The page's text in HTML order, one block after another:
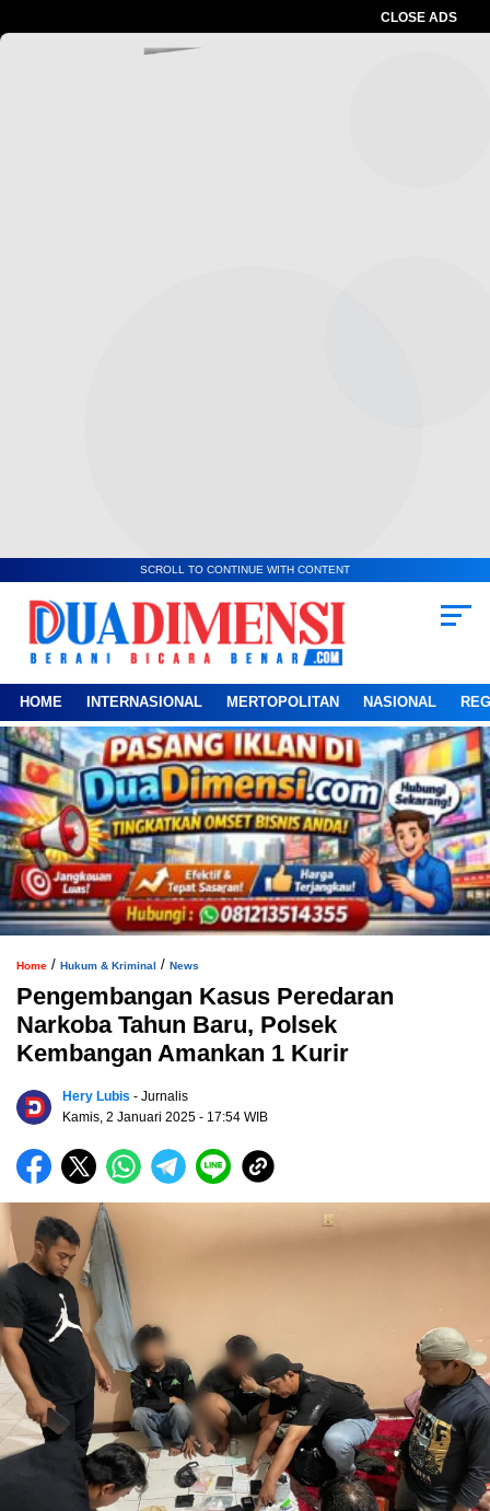
CLOSE ADS
SCROLL TO CONTINUE WITH CONTENT
HOME INTERNASIONAL MERTOPOLITAN NASIONAL
Home / Hukum & Kriminal / News
Pengembangan Kasus Peredaran
Narkoba Tahun Baru, Polsek
Kembangan Amankan 1 Kurir
Hery Lubis - Jurnalis
Kamis, 2 Januari 2025 - 17:54 WIB